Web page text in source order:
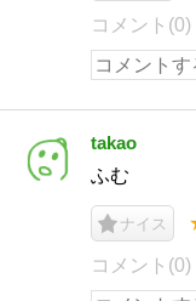
コメント(0)
takao
ふむ
ナイス
コメント(0)